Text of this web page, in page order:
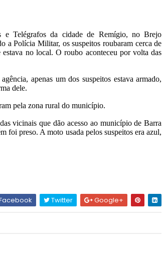
e Telégrafos da cidade de Remígio, no Brejo
a Polícia Militar, os suspeitos roubaram cerca de
no local. O roubo aconteceu por volta das
apenas um dos suspeitos estava armado,
dele.
pela zona rural do município.
vicinais que dão acesso ao município de Barra
foi preso. A moto usada pelos suspeitos era azul,
Twitter Google+